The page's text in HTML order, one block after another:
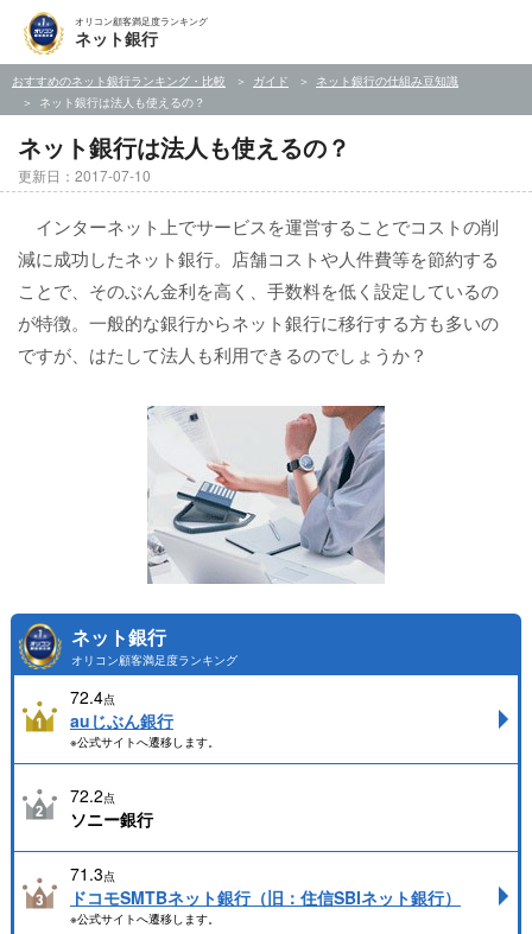
オリコン顧客満足度ランキング
ネット銀行
おすすめのネット銀行ランキング・比較 ガイド
ネット銀行の仕組み豆知識
ネット銀行は法人も使えるの？
ネット銀行は法人も使えるの？
更新日：2017-07-10
インターネット上でサービスを運営することでコストの削
減に成功したネット銀行。店舗コストや人件費等を節約する
ことで、そのぶん金利を高く、手数料を低く設定しているの
が特徴。一般的な銀行からネット銀行に移行する方も多いの
ですが、はたして法人も利用できるのでしょうか？
ネット銀行
オリコン顧客満足度ランキング
72.4点
auじぶん銀行
※公式サイトへ遷移します。
72.2点
ソニー銀行
71.3点
ドコモSMTBネット銀行（旧：住信SBIネット銀行）
※公式サイトへ遷移します。